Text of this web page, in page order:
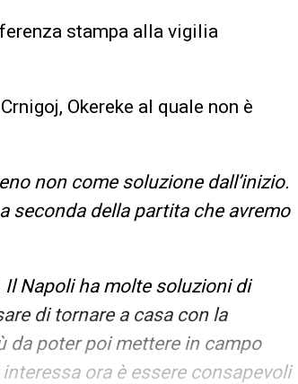
stampa alla vigilia
Okereke al quale non è
non come soluzione dall’inizio.
seconda della partita che avremo
Napoli ha molte soluzioni di
di tornare a casa con la
da poter poi mettere in campo
ora è essere consapevoli